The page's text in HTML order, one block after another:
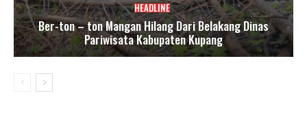
HEADLINE
Ber-ton – ton Mangan Hilang Dari Belakang Dinas
Pariwisata Kabupaten Kupang